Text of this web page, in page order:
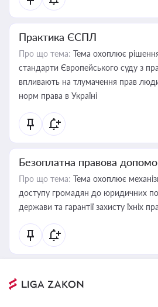
Практика ЄСПЛ
Про що тема: Тема охоплює
стандарти Європейського суду з
впливають на тлумачення прав
норм права в Україні
Безоплатна правова
Про що тема: Тема охоплює
доступу громадян до юридичних
держави та гарантії захисту їхніх